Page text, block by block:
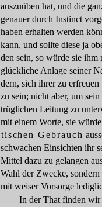
auszuüben hat, und die
genauer durch Instinct
haben erhalten werden
kann, und sollte diese ja
den sein, so würde sie ihm
glückliche Anlage seiner
dern, sich ihrer zu erfreuen
zu sein; nicht aber, um sein
trüglichen Leitung zu
mit einem Worte, sie würde
tischenGebrauch
schwachen Einsichten ihr
Mittel dazu zu gelangen
Wahl der Zwecke, sondern
mit weiser Vorsorge
In der That finden wir